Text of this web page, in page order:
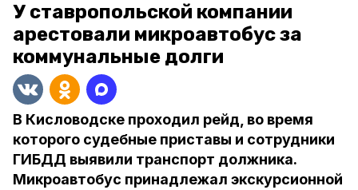
У ставропольской компании
арестовали микроавтобус за
коммунальные долги
В Кисловодске проходил рейд, во время
которого судебные приставы и сотрудники
ГИБДД выявили транспорт должника.
Микроавтобус принадлежал экскурсионной